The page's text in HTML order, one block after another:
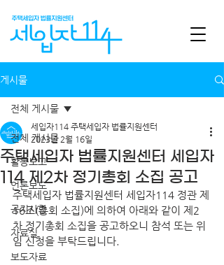
게시물
전체 게시물
활동보고
언론보도
공지사항
자료실
보도자료
전체 게시물
주택세입자 법률지원센터 세입자
114 제2차 정기총회 소집 공고
세입자114 주택세입자 법률지원센터
2023년 2월 16일
주택세입자 법률지원센터 세입자114 정관 제
16조(총회 소집)에 의하여 아래와 같이 제2
차 정기총회 소집을 공고하오니 참석 또는 위
임 신청을 부탁드립니다.